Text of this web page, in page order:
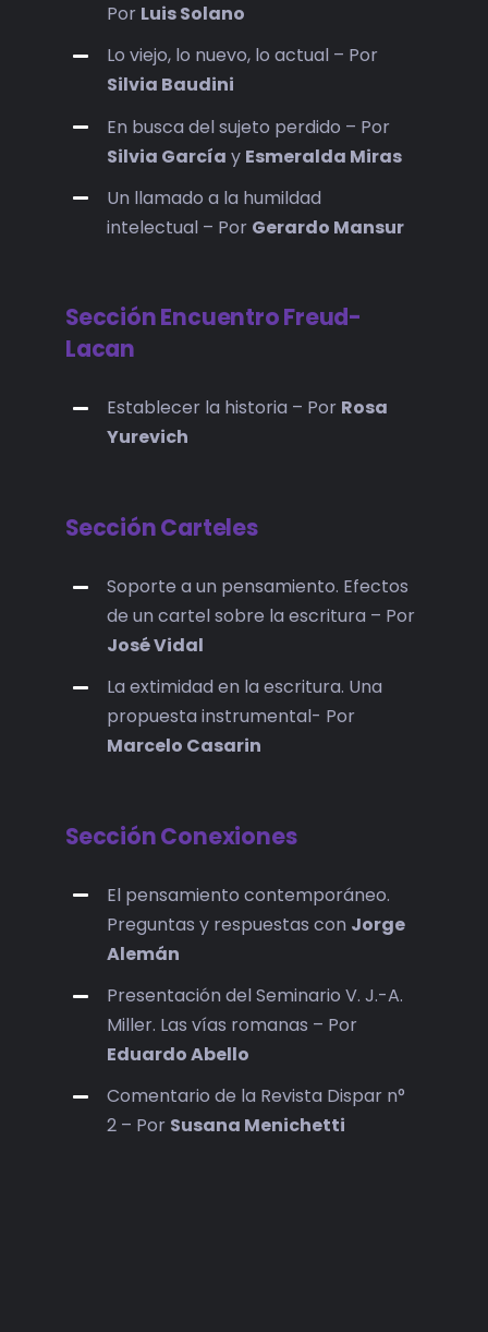
Por Luis Solano
Lo viejo, lo nuevo, lo actual – Por
Silvia Baudini
En busca del sujeto perdido – Por
Silvia García y Esmeralda Miras
Un llamado a la humildad
intelectual – Por Gerardo Mansur
Sección Encuentro Freud-
Lacan
Establecer la historia – Por Rosa
Yurevich
Sección Carteles
Soporte a un pensamiento. Efectos
de un cartel sobre la escritura – Por
José Vidal
La extimidad en la escritura. Una
propuesta instrumental- Por
Marcelo Casarin
Sección Conexiones
El pensamiento contemporáneo.
Preguntas y respuestas con Jorge
Alemán
Presentación del Seminario V. J.-A.
Miller. Las vías romanas – Por
Eduardo Abello
Comentario de la Revista Dispar n°
2 – Por Susana Menichetti